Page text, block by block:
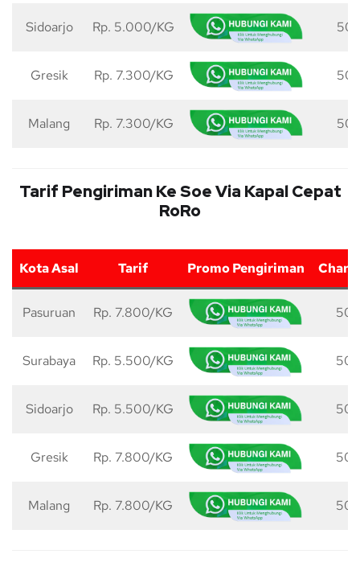
Sidoarjo Rp. 5.000/KG 50
Gresik Rp. 7.300/KG 50
Malang Rp. 7.300/KG 50
Tarif Pengiriman Ke Soe Via Kapal Cepat
RoRo
Kota Asal Tarif Promo Pengiriman
Pasuruan Rp. 7.800/KG 50
Surabaya Rp. 5.500/KG 50
Sidoarjo Rp. 5.500/KG 50
Gresik Rp. 7.800/KG 50
Malang Rp. 7.800/KG 50